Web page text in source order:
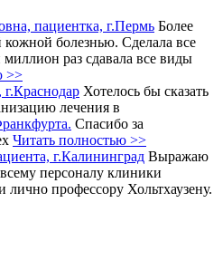
пациентка, г.Пермь Более
кожной болезнью. Сделала все
раз сдавала все виды
>>
Хотелось бы сказать
лечения в
Спасибо за
Читать полностью >>
г.Калининград Выражаю
персоналу клиники
профессору Хольтхаузену.